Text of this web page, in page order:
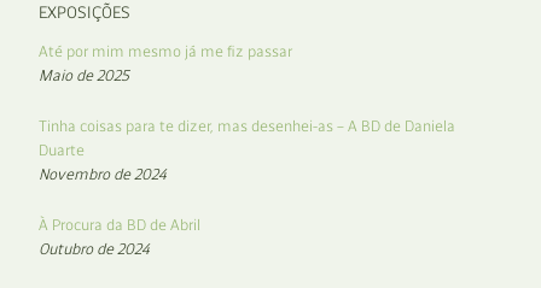
EXPOSIÇÕES
Até por mim mesmo já me fiz passar
Maio de 2025
Tinha coisas para te dizer, mas desenhei-as – A BD de Daniela
Duarte
Novembro de 2024
À Procura da BD de Abril
Outubro de 2024